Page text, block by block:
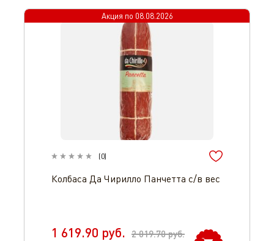
Акция по 08.08.2026
(0)
Колбаса Да Чирилло Панчетта с/в вес
1 619.90 руб. 2 019.70руб.